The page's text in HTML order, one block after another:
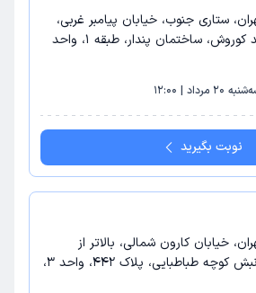
ستاری جنوب، خیابان پیامبر غربی،
روبروی مرکز خرید کوروش، ساختمان پندار، طبقه 1، واحد
20 مرداد | 12:00
نوبت بگیرید
خیابان کارون شمالی، بالاتر از
خیابان هاشمی، نبش کوچه طباطبایی، پلاک 442، واحد 3،